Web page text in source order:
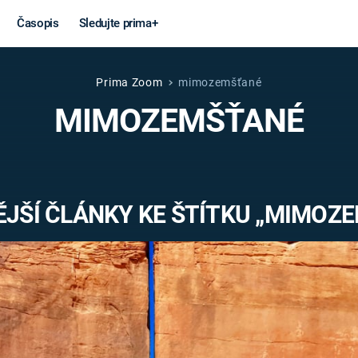
Časopis Sledujte prima+
Věda a
technika
MARS
Války
VÁLEČNÉ
Záhady a
Prima Zoom mimozemšťané
MIMOZEMŠŤANÉ
ČLÁNKY KE ŠTÍTKU